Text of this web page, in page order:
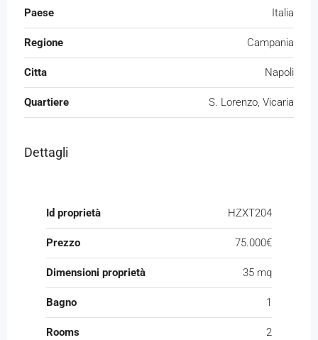
Paese Italia
Regione Campania
Citta Napoli
Quartiere S. Lorenzo, Vicaria
Dettagli
Id proprietà HZXT204
Prezzo 75.000€
Dimensioni proprietà 35 mq
Bagno 1
Rooms 2